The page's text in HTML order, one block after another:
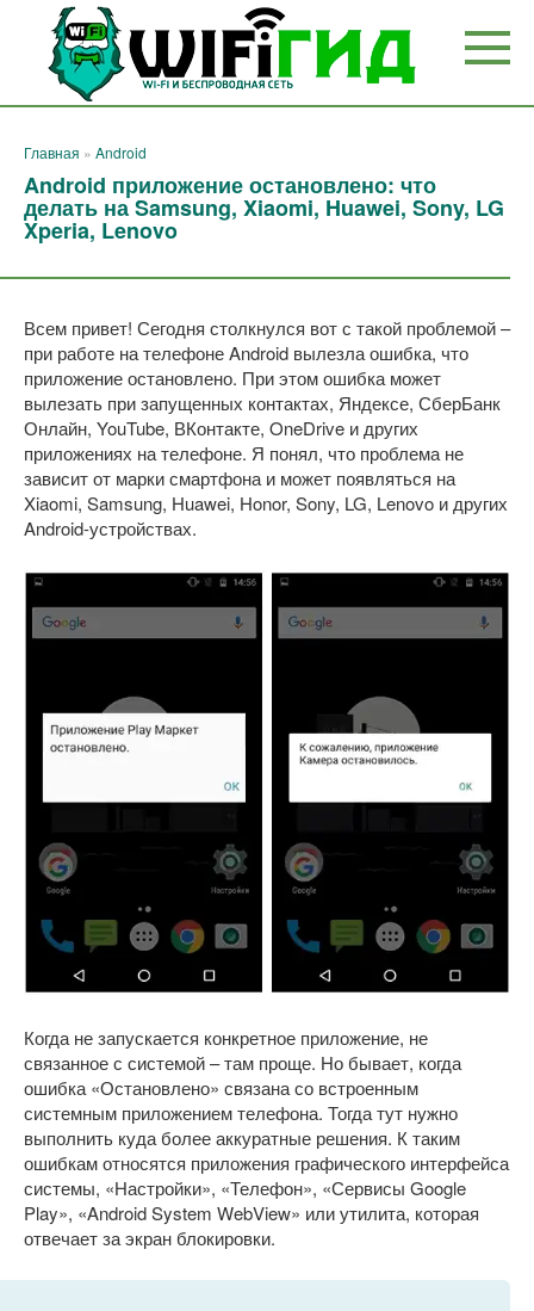
Перейти
контенту
Главная » Android
Android приложение остановлено: что
делать на Samsung, Xiaomi, Huawei, Sony, LG
Xperia, Lenovo
Всем привет! Сегодня столкнулся вот с такой проблемой –
при работе на телефоне Android вылезла ошибка, что
приложение остановлено. При этом ошибка может
вылезать при запущенных контактах, Яндексе, СберБанк
Онлайн, YouTube, ВКонтакте, OneDrive и других
приложениях на телефоне. Я понял, что проблема не
зависит от марки смартфона и может появляться на
Xiaomi, Samsung, Huawei, Honor, Sony, LG, Lenovo и других
Android-устройствах.
Когда не запускается конкретное приложение, не
связанное с системой – там проще. Но бывает, когда
ошибка «Остановлено» связана со встроенным
системным приложением телефона. Тогда тут нужно
выполнить куда более аккуратные решения. К таким
ошибкам относятся приложения графического интерфейса
системы, «Настройки», «Телефон», «Сервисы Google
Play», «Android System WebView» или утилита, которая
отвечает за экран блокировки.